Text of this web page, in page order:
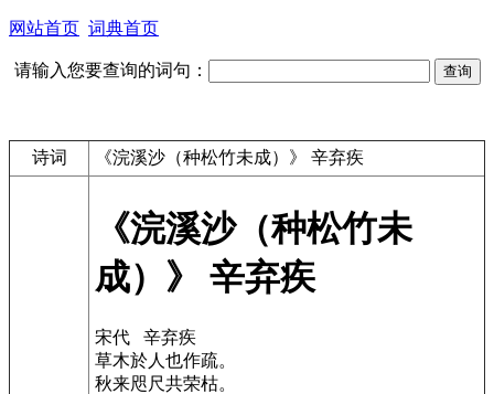
网站首页 词典首页
请输入您要查询的词句：
诗词 《浣溪沙（种松竹未成）》 辛弃疾
《浣溪沙（种松竹未
成）》 辛弃疾
宋代 辛弃疾
草木於人也作疏。
秋来咫尺共荣枯。